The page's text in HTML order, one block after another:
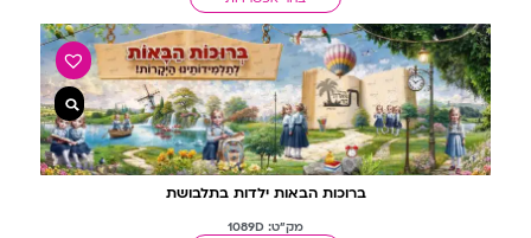
ברוכות הבאות ילדות בתלבושת
מק"ט: 1089D